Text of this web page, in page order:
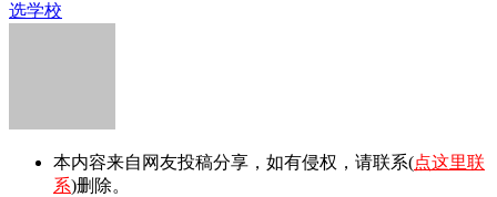
选学校
本内容来自网友投稿分享，如有侵权，请联系(点这里联
系)删除。